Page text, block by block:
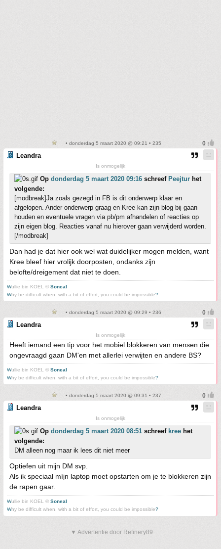
• donderdag 5 maart 2020 @ 09:21 • 235
Leandra
Is onmogelijk
Op donderdag 5 maart 2020 09:16 schreef Peejtur het
volgende:
[modbreak]Ja zoals gezegd in FB is dit onderwerp klaar en
afgelopen. Ander onderwerp graag en Kree kan zijn blog bij gaan
houden en eventuele vragen via pb/pm afhandelen of reacties op
zijn eigen blog. Reacties vanaf nu hierover gaan verwijderd worden.
[/modbreak]
Dan had je dat hier ook wel wat duidelijker mogen melden, want
Kree bleef hier vrolijk doorposten, ondanks zijn
belofte/dreigement dat niet te doen.
Wullie bin KOEL © Soneal
Why be difficult when, with a bit of effort, you could be impossible?
• donderdag 5 maart 2020 @ 09:29 • 236
Leandra
Is onmogelijk
Heeft iemand een tip voor het mobiel blokkeren van mensen die
ongevraagd gaan DM'en met allerlei verwijten en andere BS?
Wullie bin KOEL © Soneal
Why be difficult when, with a bit of effort, you could be impossible?
• donderdag 5 maart 2020 @ 09:31 • 237
Leandra
Is onmogelijk
Op donderdag 5 maart 2020 08:51 schreef kree het
volgende:
DM alleen nog maar ik lees dit niet meer
Optiefen uit mijn DM svp.
Als ik speciaal míjn laptop moet opstarten om je te blokkeren zijn
de rapen gaar.
Wullie bin KOEL © Soneal
Why be difficult when, with a bit of effort, you could be impossible?
▼ Advertentie door Refinery89